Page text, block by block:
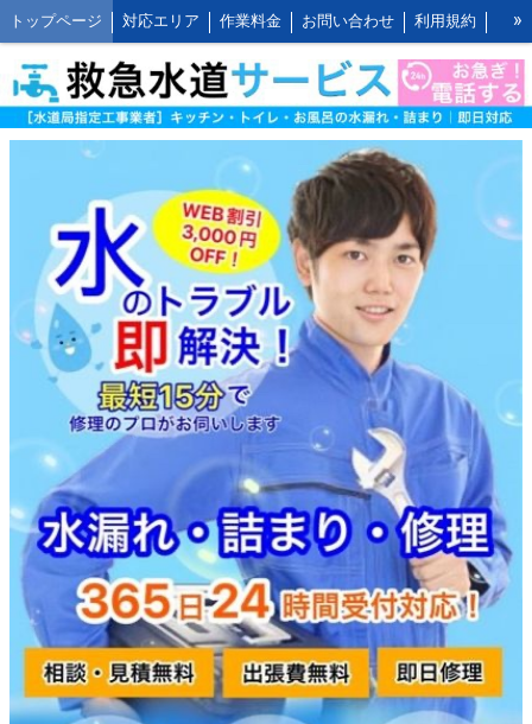
トップページ 対応エリア 作業料金 お問い合わせ 利用規約
水道修理の作業報告 水道修理の施工事例 よくあるご質問 FAQ
救水の水道修理ブログ お客様の声とご感想 WEB割引ご利用方法
公式LINEアカウント キッチンの作業料金
トイレの作業料金 お風呂の作業料金 洗面所の作業料金
屋外の作業料金
»